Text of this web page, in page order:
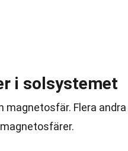
i solsystemet
magnetosfär. Flera